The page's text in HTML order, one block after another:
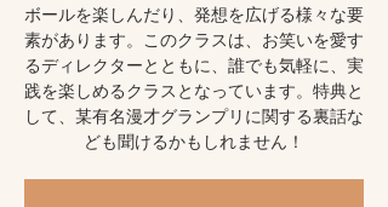
ボールを楽しんだり、発想を広げる様々な要
素があります。このクラスは、お笑いを愛す
るディレクターとともに、誰でも気軽に、実
践を楽しめるクラスとなっています。特典と
して、某有名漫才グランプリに関する裏話な
ども聞けるかもしれません！